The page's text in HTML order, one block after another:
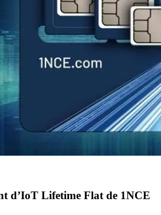
d’IoT Lifetime Flat de 1NCE